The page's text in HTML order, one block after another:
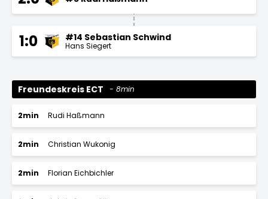
1:0 #14 Sebastian Schwind
Hans Siegert
Freundeskreis ECT 8min
2min Rudi Haßmann
2min Christian Wukonig
2min Florian Eichbichler